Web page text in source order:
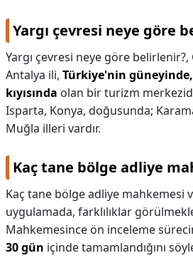
Yargı çevresi neye göre
Yargı çevresi neye göre belirlenir?,
Antalya ili, Türkiye'nin
kıyısında olan bir turizm
Isparta, Konya, doğusunda;
Muğla illeri vardır.
Kaç tane bölge adliye
Kaç tane bölge adliye mahkemesi
uygulamada, farklılıklar
Mahkemesince ön inceleme
30 gün içinde tamamlandığını